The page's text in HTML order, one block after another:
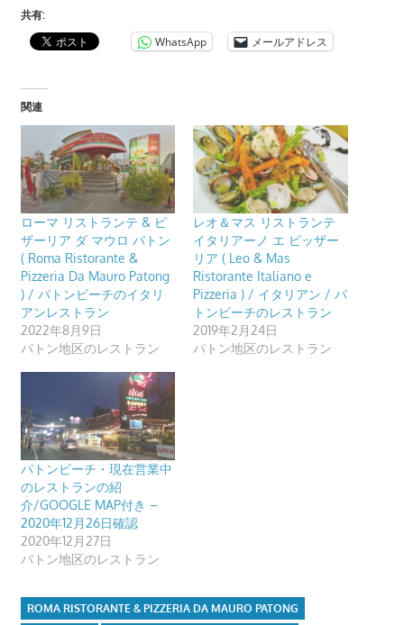
共有:
WhatsApp メールアドレス
関連
ローマ リストランテ & ピ
ザーリア ダ マウロ パトン
( Roma Ristorante &
Pizzeria Da Mauro Patong
) / パトンビーチのイタリ
アンレストラン
2022年8月9日
パトン地区のレストラン
レオ＆マス リストランテ
イタリアーノ エ ピッザー
リア ( Leo & Mas
Ristorante Italiano e
Pizzeria ) / イタリアン / パ
トンビーチのレストラン
2019年2月24日
パトン地区のレストラン
パトンビーチ・現在営業中
のレストランの紹
介/GOOGLE MAP付き –
2020年12月26日確認
2020年12月27日
パトン地区のレストラン
ROMA RISTORANTE & PIZZERIA DA MAURO PATONG